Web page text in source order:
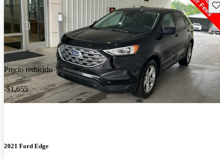
Precio reducido
-$1,655
2021 Ford Edge